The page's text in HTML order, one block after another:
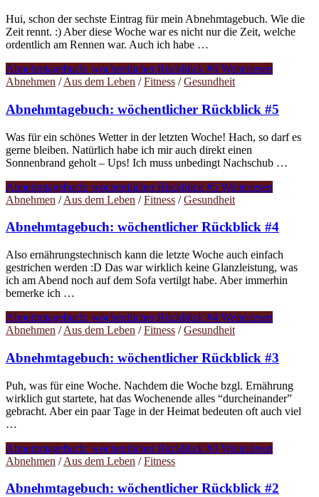
Hui, schon der sechste Eintrag für mein Abnehmtagebuch. Wie die
Zeit rennt. :) Aber diese Woche war es nicht nur die Zeit, welche
ordentlich am Rennen war. Auch ich habe …
Abnehmtagebuch: wöchentlicher Rückblick #6 Weiterlesen
Abnehmen /Aus dem Leben /Fitness /Gesundheit
Abnehmtagebuch: wöchentlicher Rückblick #5
Was für ein schönes Wetter in der letzten Woche! Hach, so darf es
gerne bleiben. Natürlich habe ich mir auch direkt einen
Sonnenbrand geholt – Ups! Ich muss unbedingt Nachschub …
Abnehmtagebuch: wöchentlicher Rückblick #5 Weiterlesen
Abnehmen /Aus dem Leben /Fitness /Gesundheit
Abnehmtagebuch: wöchentlicher Rückblick #4
Also ernährungstechnisch kann die letzte Woche auch einfach
gestrichen werden :D Das war wirklich keine Glanzleistung, was
ich am Abend noch auf dem Sofa vertilgt habe. Aber immerhin
bemerke ich …
Abnehmtagebuch: wöchentlicher Rückblick #4 Weiterlesen
Abnehmen /Aus dem Leben /Fitness /Gesundheit
Abnehmtagebuch: wöchentlicher Rückblick #3
Puh, was für eine Woche. Nachdem die Woche bzgl. Ernährung
wirklich gut startete, hat das Wochenende alles “durcheinander”
gebracht. Aber ein paar Tage in der Heimat bedeuten oft auch viel
…
Abnehmtagebuch: wöchentlicher Rückblick #3 Weiterlesen
Abnehmen /Aus dem Leben /Fitness
Abnehmtagebuch: wöchentlicher Rückblick #2